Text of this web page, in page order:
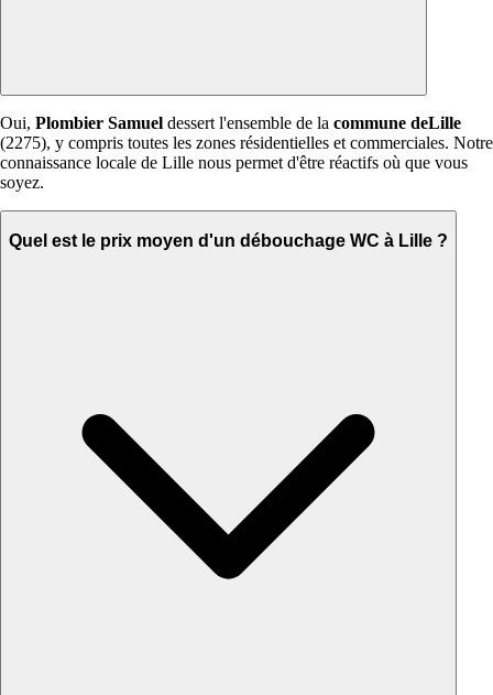
Oui, Plombier Samuel dessert l'ensemble de la commune deLille
(2275), y compris toutes les zones résidentielles et commerciales. Notre
connaissance locale de Lille nous permet d'être réactifs où que vous
soyez.
Quel est le prix moyen d'un débouchage WC à Lille ?